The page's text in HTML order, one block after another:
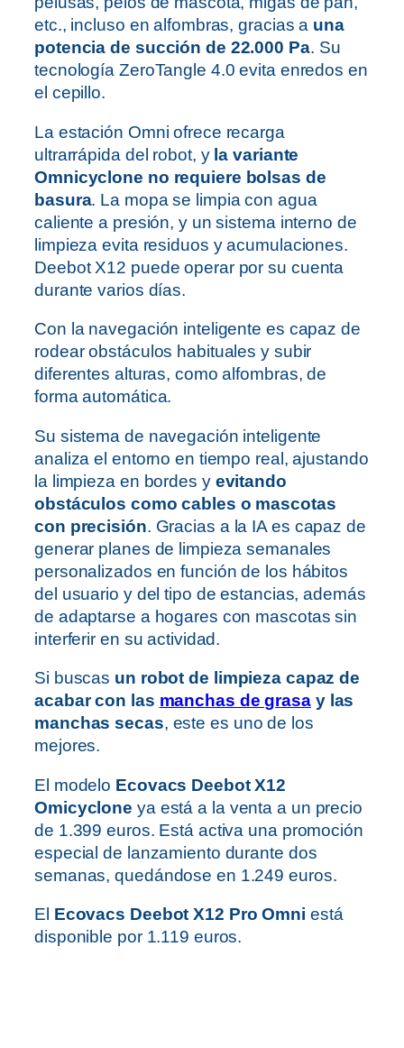
etc., incluso en alfombras, gracias a una
potencia de succión de 22.000 Pa. Su
tecnología ZeroTangle 4.0 evita enredos en
el cepillo.
La estación Omni ofrece recarga
ultrarrápida del robot, y la variante
Omnicyclone no requiere bolsas de
basura. La mopa se limpia con agua
caliente a presión, y un sistema interno de
limpieza evita residuos y acumulaciones.
Deebot X12 puede operar por su cuenta
durante varios días.
Con la navegación inteligente es capaz de
rodear obstáculos habituales y subir
diferentes alturas, como alfombras, de
forma automática.
Su sistema de navegación inteligente
analiza el entorno en tiempo real, ajustando
la limpieza en bordes y evitando
obstáculos como cables o mascotas
con precisión. Gracias a la IA es capaz de
generar planes de limpieza semanales
personalizados en función de los hábitos
del usuario y del tipo de estancias, además
de adaptarse a hogares con mascotas sin
interferir en su actividad.
Si buscas un robot de limpieza capaz de
acabar con las manchas de grasay las
manchas secas, este es uno de los
mejores.
El modelo Ecovacs Deebot X12
Omicyclone ya está a la venta a un precio
de 1.399 euros. Está activa una promoción
especial de lanzamiento durante dos
semanas, quedándose en 1.249 euros.
El Ecovacs Deebot X12 Pro Omni está
disponible por 1.119 euros.